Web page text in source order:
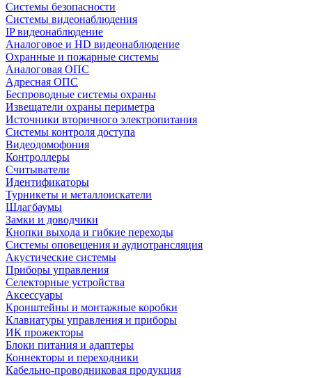
Системы безопасности
Системы видеонаблюдения
IP видеонаблюдение
Аналоговое и HD видеонаблюдение
Охранные и пожарные системы
Аналоговая ОПС
Адресная ОПС
Беспроводные системы охраны
Извещатели охраны периметра
Источники вторичного электропитания
Системы контроля доступа
Видеодомофония
Контроллеры
Считыватели
Идентификаторы
Турникеты и металлоискатели
Шлагбаумы
Замки и доводчики
Кнопки выхода и гибкие переходы
Системы оповещения и аудиотрансляция
Акустические системы
Приборы управления
Селекторные устройства
Аксессуары
Кронштейны и монтажные коробки
Клавиатуры управления и приборы
ИК прожекторы
Блоки питания и адаптеры
Коннекторы и переходники
Кабельно-проводниковая продукция